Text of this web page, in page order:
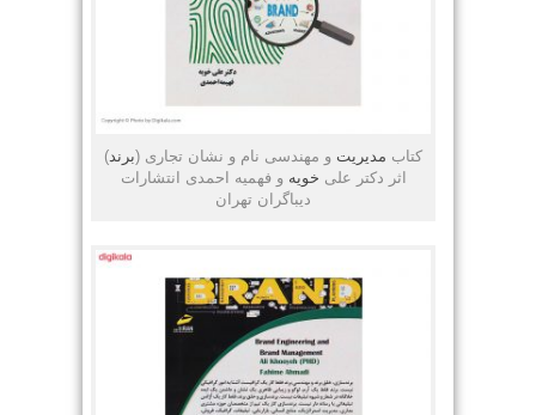
کتاب مدیریت و مهندسی نام و نشان تجاری (برند)
اثر دکتر علی خویه و فهمیه احمدی انتشارات
دیباگران تهران